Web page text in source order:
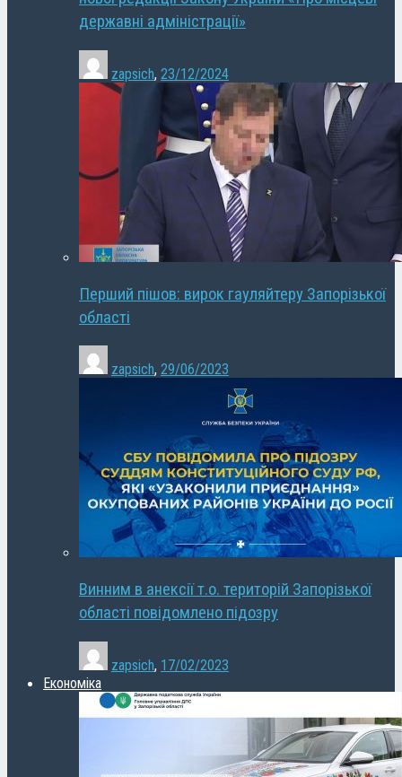
державні адміністрації»
zapsich, 23/12/2024
Перший пішов: вирок гауляйтеру Запорізької
області
zapsich, 29/06/2023
Винним в анексії т.о. територій Запорізької
області повідомлено підозру
zapsich, 17/02/2023
Економіка